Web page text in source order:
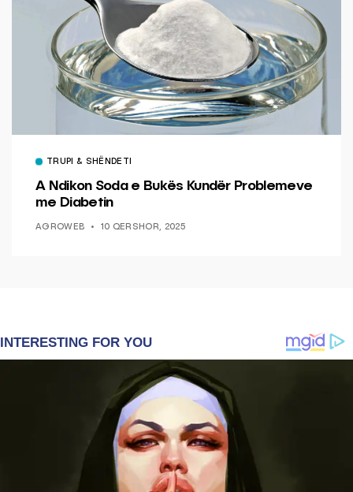
TRUPI & SHËNDETI
A Ndikon Soda e Bukës Kundër Problemeve
me Diabetin
AGROWEB 10 QERSHOR, 2025